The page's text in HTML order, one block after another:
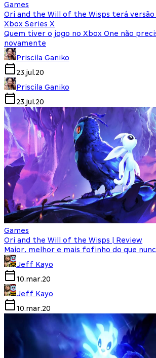
Games
Ori and the Will of the Wisps terá
Xbox Series X
Quem tiver o jogo no Xbox One não
novamente
Priscila Ganiko
23.jul.20
Priscila Ganiko
23.jul.20
Games
Ori and the Will of the Wisps | Review
Maior, melhor e mais fofinho do que
Jeff Kayo
10.mar.20
Jeff Kayo
10.mar.20